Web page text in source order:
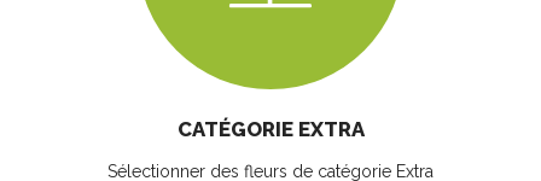
CATÉGORIE EXTRA
Sélectionner des fleurs de catégorie Extra